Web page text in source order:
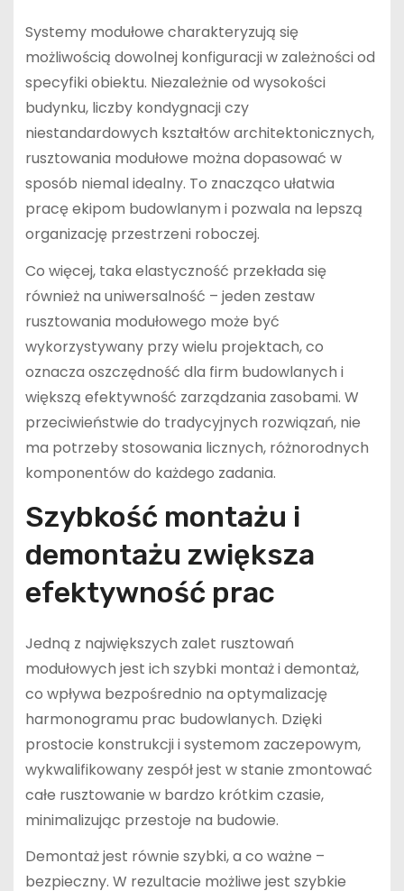
Systemy modułowe charakteryzują się
możliwością dowolnej konfiguracji w zależności od
specyfiki obiektu. Niezależnie od wysokości
budynku, liczby kondygnacji czy
niestandardowych kształtów architektonicznych,
rusztowania modułowe można dopasować w
sposób niemal idealny. To znacząco ułatwia
pracę ekipom budowlanym i pozwala na lepszą
organizację przestrzeni roboczej.
Co więcej, taka elastyczność przekłada się
również na uniwersalność – jeden zestaw
rusztowania modułowego może być
wykorzystywany przy wielu projektach, co
oznacza oszczędność dla firm budowlanych i
większą efektywność zarządzania zasobami. W
przeciwieństwie do tradycyjnych rozwiązań, nie
ma potrzeby stosowania licznych, różnorodnych
komponentów do każdego zadania.
Szybkość montażu i
demontażu zwiększa
efektywność prac
Jedną z największych zalet rusztowań
modułowych jest ich szybki montaż i demontaż,
co wpływa bezpośrednio na optymalizację
harmonogramu prac budowlanych. Dzięki
prostocie konstrukcji i systemom zaczepowym,
wykwalifikowany zespół jest w stanie zmontować
całe rusztowanie w bardzo krótkim czasie,
minimalizując przestoje na budowie.
Demontaż jest równie szybki, a co ważne –
bezpieczny. W rezultacie możliwe jest szybkie